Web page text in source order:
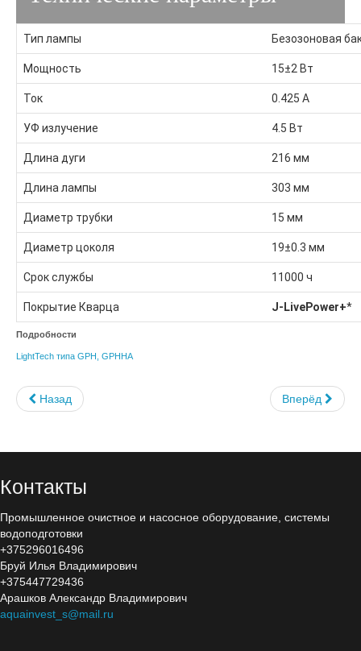
УФ-Тех
Trident
Новотех-ЭКО
НПО-ЭНТ
MEGA-UV
SBOW
Блеск
Электролиз
Генераторы хлора
Электролизеры
Автоматическая дозация
Автоматические станции
Seko
MEGA-UV
SBOW
Тип лампы Безозоновая
Мощность 15±2 Вт
Ток 0.425 А
УФ излучение 4.5 Вт
Длина дуги 216 мм
Длина лампы 303 мм
Диаметр трубки 15 мм
Диаметр цоколя 19±0.3 мм
Срок службы 11000 ч
Покрытие Кварца J-LivePower+*
Подробности
LightTech типа GPH, GPHHA
Назад Вперёд
Контакты
Промышленное очистное и насосное оборудование, системы
водоподготовки
+375296016496
Бруй Илья Владимирович
+375447729436
Арашков Александр Владимирович
aquainvest_s@mail.ru